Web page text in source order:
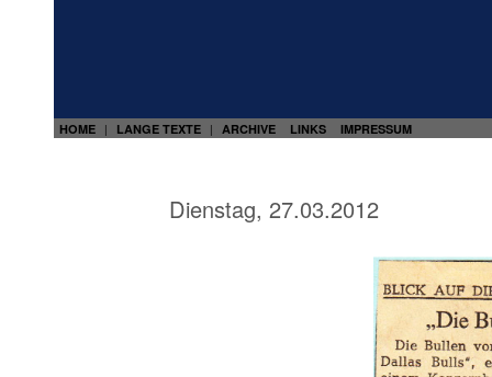
HOME | LANGE TEXTE | ARCHIVE LINKS IMPRESSUM
Dienstag, 27.03.2012